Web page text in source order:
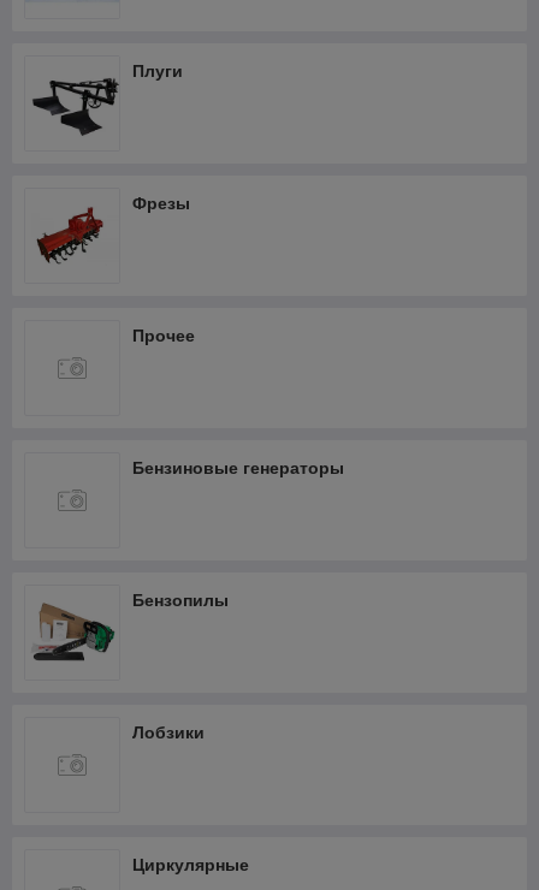
Плуги
Фрезы
Прочее
Бензиновые генераторы
Бензопилы
Лобзики
Циркулярные